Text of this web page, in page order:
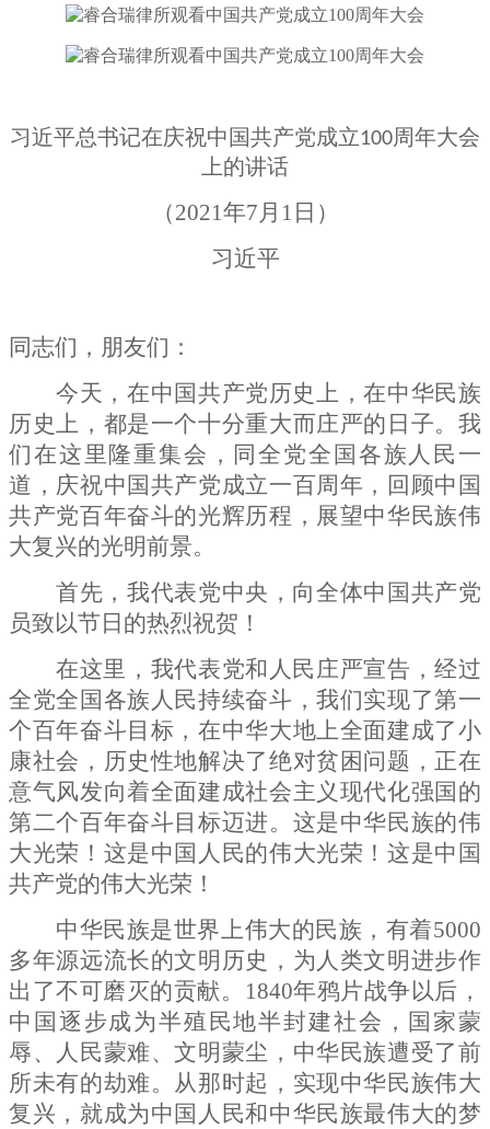
习近平总书记在庆祝中国共产党成立100周年大会
上的讲话
（2021年7月 1 日）
习近平
同志们，朋友们：
今天，在中国共产党历史上，在中华民族
历史上，都是一个十分重大而庄严的日子。我
们在这里隆重集会，同全党全国各族人民一
道，庆祝中国共产党成立一百周年，回顾中国
共产党百年奋斗的光辉历程，展望中华民族伟
大复兴的光明前景。
首先，我代表党中央，向全体中国共产党
员致以节日的热烈祝贺！
在这里，我代表党和人民庄严宣告，经过
全党全国各族人民持续奋斗，我们实现了第一
个百年奋斗目标，在中华大地上全面建成了小
康社会，历史性地解决了绝对贫困问题，正在
意气风发向着全面建成社会主义现代化强国的
第二个百年奋斗目标迈进。这是中华民族的伟
大光荣！这是中国人民的伟大光荣！这是中国
共产党的伟大光荣！
中华民族是世界上伟大的民族，有着5000
多年源远流长的文明历史，为人类文明进步作
出了不可磨灭的贡献。
1840年鸦片战争以后，
中国逐步成为半殖民地半封建社会，国家蒙
辱、人民蒙难、文明蒙尘，中华民族遭受了前
所未有的劫难。从那时起，实现中华民族伟大
复兴，就成为中国人民和中华民族最伟大的梦